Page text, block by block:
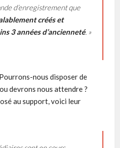
d’enregistrement que
créés et
3 années d’ancienneté. »
nous disposer de
devrons nous attendre ?
au support, voici leur